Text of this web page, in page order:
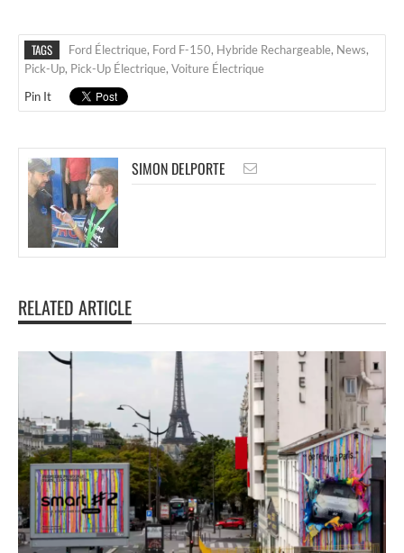
TAGS Ford Électrique, Ford F-150, Hybride Rechargeable, News,
Pick-Up, Pick-Up Électrique, Voiture Électrique
Pin It
SIMON DELPORTE
RELATED ARTICLE